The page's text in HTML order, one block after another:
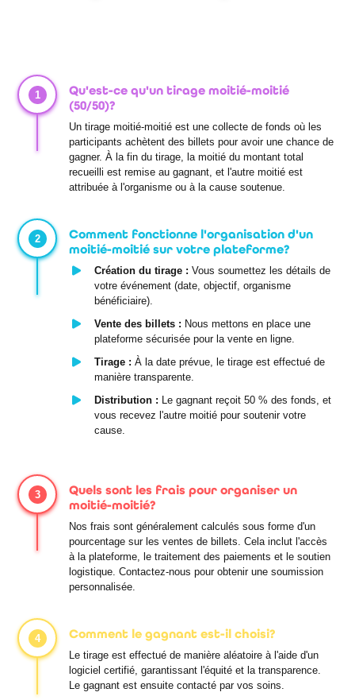
1
Qu'est-ce qu'un tirage moitié-moitié
(50/50)?
Un tirage moitié-moitié est une collecte de fonds où les
participants achètent des billets pour avoir une chance de
gagner. À la fin du tirage, la moitié du montant total
recueilli est remise au gagnant, et l'autre moitié est
attribuée à l'organisme ou à la cause soutenue.
2
Comment fonctionne l'organisation d'un
moitié-moitié sur votre plateforme?
Création du tirage : Vous soumettez les détails de
votre événement (date, objectif, organisme
bénéficiaire).
Vente des billets : Nous mettons en place une
plateforme sécurisée pour la vente en ligne.
Tirage : À la date prévue, le tirage est effectué de
manière transparente.
Distribution : Le gagnant reçoit 50 % des fonds, et
vous recevez l'autre moitié pour soutenir votre
cause.
3
Quels sont les frais pour organiser un
moitié-moitié?
Nos frais sont généralement calculés sous forme d'un
pourcentage sur les ventes de billets. Cela inclut l'accès
à la plateforme, le traitement des paiements et le soutien
logistique. Contactez-nous pour obtenir une soumission
personnalisée.
4 Comment le gagnant est-il choisi?
Le tirage est effectué de manière aléatoire à l'aide d'un
logiciel certifié, garantissant l'équité et la transparence.
Le gagnant est ensuite contacté par vos soins.